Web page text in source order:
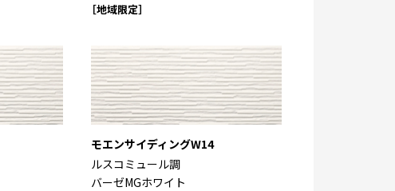
［地域限定］
モエンサイディングW14
ルスコミュール調
バーゼMGホワイト